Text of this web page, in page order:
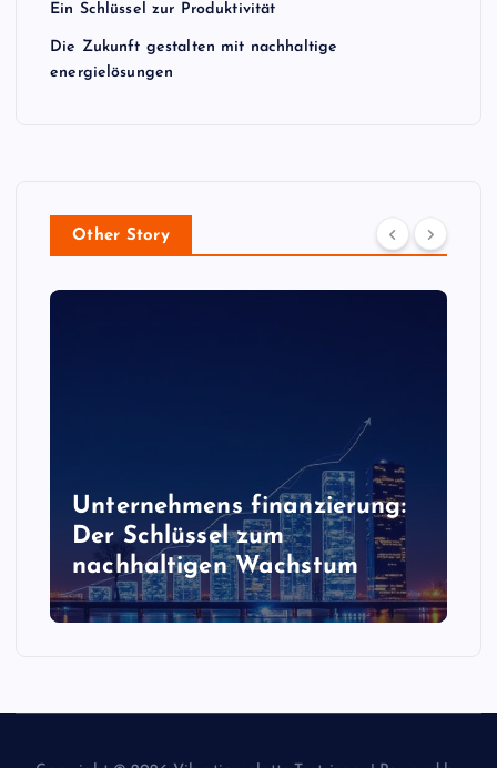
Ein Schlüssel zur Produktivität
Die Zukunft gestalten mit nachhaltige
energielösungen
Other Story
Unternehmens finanzierung:
Der Schlüssel zum
nachhaltigen Wachstum